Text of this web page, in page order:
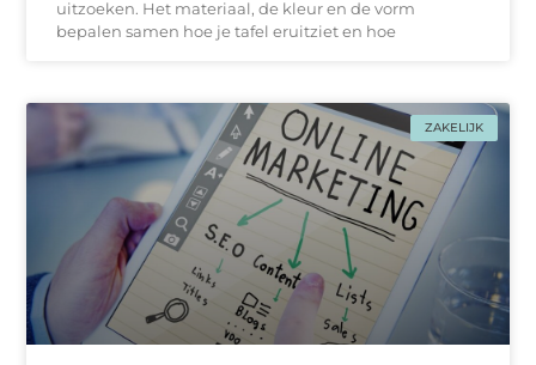
uitzoeken. Het materiaal, de kleur en de vorm
bepalen samen hoe je tafel eruitziet en hoe
ZAKELIJK